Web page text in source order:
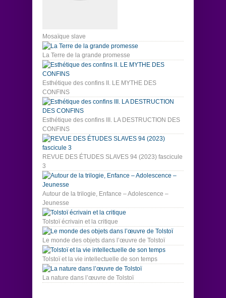
Mosaïque slave
La Terre de la grande promesse
Esthétique des confins II. LE MYTHE DES
CONFINS
Esthétique des confins III. LA DESTRUCTION DES
CONFINS
REVUE DES ÉTUDES SLAVES 94 (2023) fascicule
3
Autour de la trilogie, Enfance – Adolescence –
Jeunesse
Tolstoï écrivain et la critique
Le monde des objets dans l’œuvre de Tolstoï
Tolstoï et la vie intellectuelle de son temps
La nature dans l’œuvre de Tolstoï